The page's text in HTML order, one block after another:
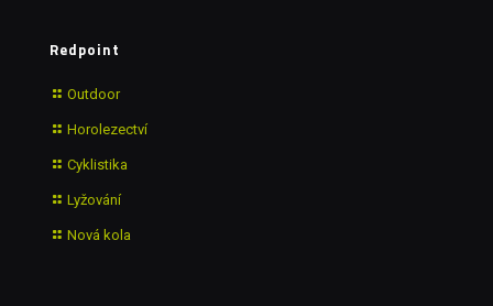
Redpoint
Outdoor
Horolezectví
Cyklistika
Lyžování
Nová kola